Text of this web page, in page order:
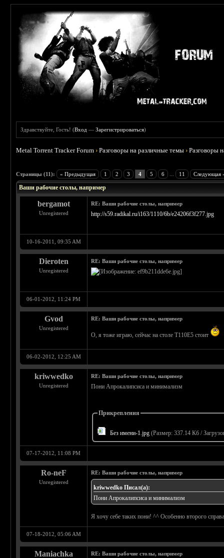
Здравствуйте, Гость! (Вход —Зарегистрироваться)
Metal Torrent Tracker Forum ›Разговоры на различные темы ›Разговоры
Страницы (11): « Предыдущая 1 2 3 4 5 6 11 Следующая
Ваши рабочие столы, например
bergamot
Unregistered
RE: Ваши рабочие столы, например
http://s59.radikal.ru/i163/1110/6b/e24206f3f277.jpg
10-16-2011, 09:35 AM
Dieroten
Unregistered
RE: Ваши рабочие столы, например
06-01-2012, 11:24 PM
Gvod
Unregistered
RE: Ваши рабочие столы, например
О, я тоже играю, сейчас на столе Т110Е5 стоит
06-02-2012, 12:25 AM
kriwwedko
Unregistered
RE: Ваши рабочие столы, например
Пони Апрокалипсиса и минимализм
Прикрепления
Без имени-1.jpg (Размер: 337.14 Кб /
07-17-2012, 11:08 PM
Ro-neF
Unregistered
RE: Ваши рабочие столы, например
kriwwedko Писал(а):
Пони Апрокалипсиса и минимализм
Я хочу себе таких пони! ^^ Особенно второго
07-18-2012, 05:06 AM
Maniachka RE: Ваши рабочие столы, например